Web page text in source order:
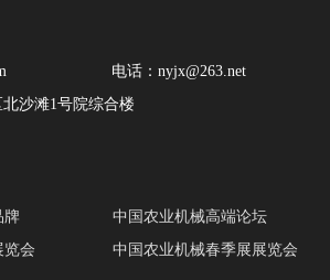
电话：nyjx@263.net
沙滩1号院综合楼
牌
中国农业机械高端论坛
览会
中国农业机械春季展展览会